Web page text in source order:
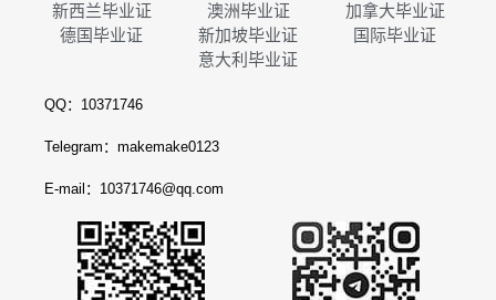
新西兰毕业证
澳洲毕业证
加拿大毕业证
德国毕业证
新加坡毕业证
国际毕业证
意大利毕业证
QQ：10371746
Telegram：makemake0123
E-mail：10371746@qq.com